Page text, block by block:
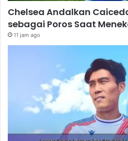
Chelsea Andalkan
sebagai Poros Saat
11 jam ago